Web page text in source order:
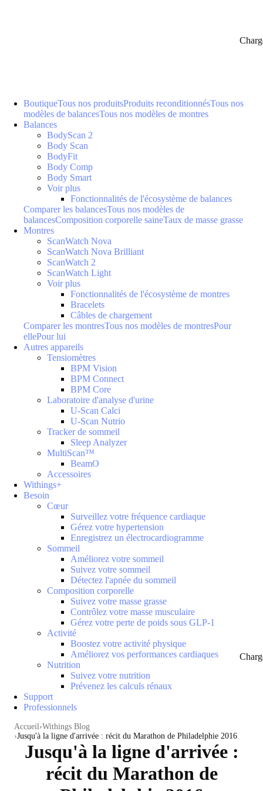
BoutiqueTous nos produitsProduits reconditionnésTous nos
modèles de balancesTous nos modèles de montres
Balances
BodyScan 2
Body Scan
BodyFit
Body Comp
Body Smart
Voir plus
Fonctionnalités de l'écosystème de balances
Comparer les balancesTous nos modèles de
balancesComposition corporelle saineTaux de masse grasse
Montres
ScanWatch Nova
ScanWatch Nova Brilliant
ScanWatch 2
ScanWatch Light
Voir plus
Fonctionnalités de l'écosystème de montres
Bracelets
Câbles de chargement
Comparer les montresTous nos modèles de montresPour
ellePour lui
Autres appareils
Tensiomètres
BPM Vision
BPM Connect
BPM Core
Laboratoire d'analyse d'urine
U-Scan Calci
U-Scan Nutrio
Tracker de sommeil
Sleep Analyzer
MultiScan™
BeamO
Accessoires
Withings+
Besoin
Cœur
Surveillez votre fréquence cardiaque
Gérez votre hypertension
Enregistrez un électrocardiogramme
Sommeil
Améliorez votre sommeil
Suivez votre sommeil
Détectez l'apnée du sommeil
Composition corporelle
Suivez votre masse grasse
Contrôlez votre masse musculaire
Gérez votre perte de poids sous GLP-1
Activité
Boostez votre activité physique
Améliorez vos performances cardiaques
Nutrition
Suivez votre nutrition
Prévenez les calculs rénaux
Support
Professionnels
Accueil Withings Blog
Jusqu'à la ligne d'arrivée : récit du Marathon de Philadelphie 2016
Jusqu'à la ligne d'arrivée :
récit du Marathon de